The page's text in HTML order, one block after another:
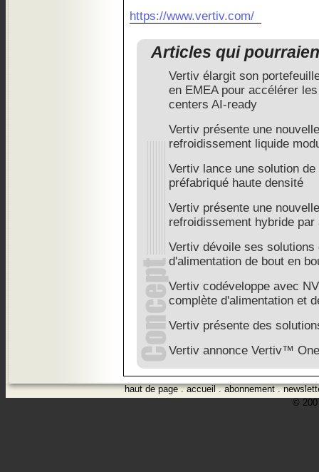
https://www.vertiv.com/
Articles qui
Vertiv élargit son
en EMEA pour accélérer
centers AI-ready
Vertiv présente une
refroidissement liquide
Vertiv lance une solution
préfabriqué haute densité
Vertiv présente une
refroidissement hybride par
Vertiv dévoile ses
d'alimentation de bout en
Vertiv codéveloppe avec
complète d'alimentation et
Vertiv présente des
Vertiv annonce Vertiv™
haut de page.accueil.abonnement.
©